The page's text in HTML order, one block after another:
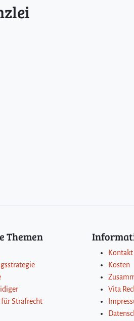
Themen
für Strafrecht
Kontakt
Kosten
Vita